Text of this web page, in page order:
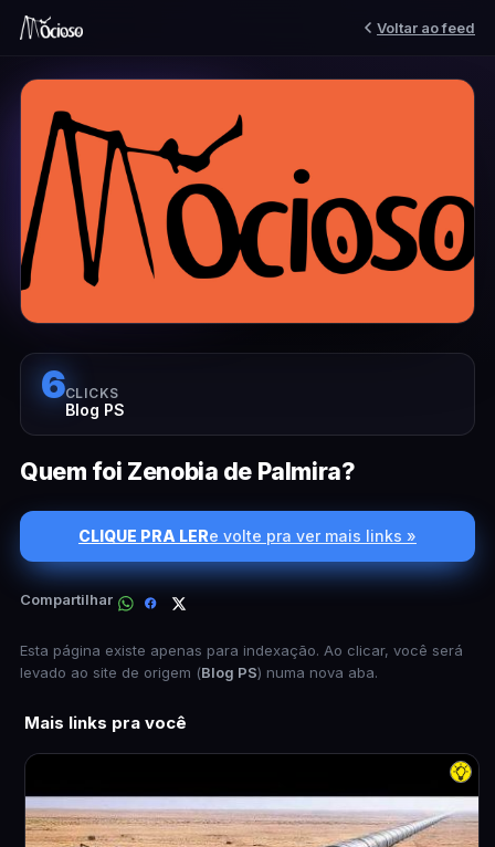
Voltar ao feed
6CLICKS
Blog PS
Quem foi Zenobia de Palmira?
CLIQUE PRA LERe volte pra ver mais links »
Compartilhar
Esta página existe apenas para indexação. Ao clicar, você será
levado ao site de origem (Blog PS) numa nova aba.
Mais links pra você